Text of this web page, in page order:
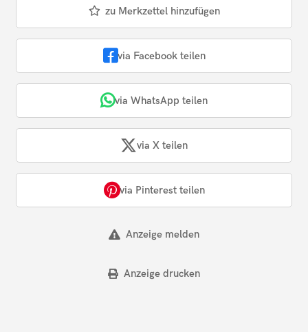
zu Merkzettel hinzufügen
via Facebook teilen
via WhatsApp teilen
via X teilen
via Pinterest teilen
Anzeige melden
Anzeige drucken